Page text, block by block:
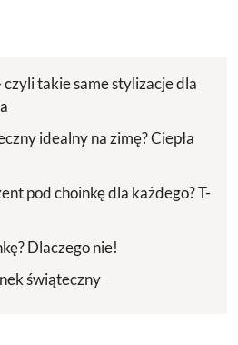
czyli takie same stylizacje dla
idealny na zimę? Ciepła
pod choinkę dla każdego? T-
Dlaczego nie!
świąteczny